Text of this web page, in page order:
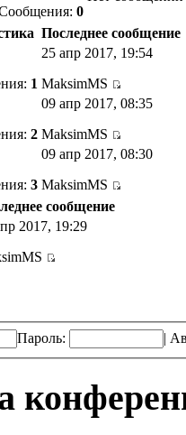
0
Последнее сообщение
1
25 апр 2017, 19:54
MaksimMS
2
09 апр 2017, 08:35
MaksimMS
3
09 апр 2017, 08:30
MaksimMS
сообщение
2017, 19:29
Пароль: |